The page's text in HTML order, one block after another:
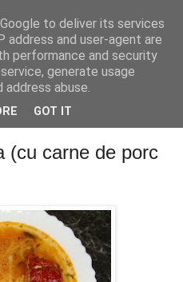
(cu carne de porc
to deliver its services
address and user-agent are
performance and security
generate usage
abuse.
GOT IT